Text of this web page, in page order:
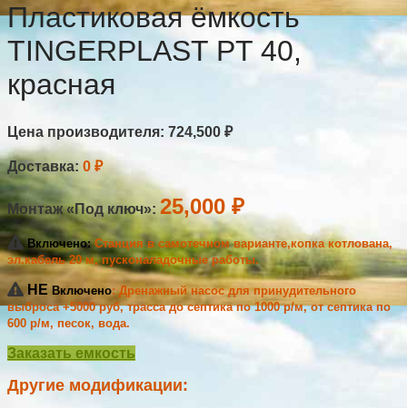
Пластиковая ёмкость
TINGERPLAST PT 40,
красная
Цена производителя: 724,500 ₽
Доставка:0 ₽
Монтаж «Под ключ»: 25,000 ₽
Включено:Станция в самотечном варианте,копка котлована,
эл.кабель 20 м, пусконаладочные работы.
НЕ Включено: Дренажный насос для принудительного
выброса +5000 руб, трасса до септика по 1000 р/м, от септика по
600 р/м, песок, вода.
Заказать емкость
Другие модификации: